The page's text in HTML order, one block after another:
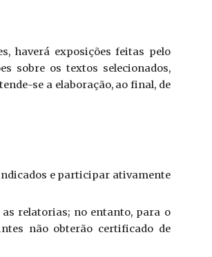
haverá exposições feitas pelo
sobre os textos selecionados,
se a elaboração, ao final, de
e participar ativamente
relatorias; no entanto, para o
não obterão certificado de